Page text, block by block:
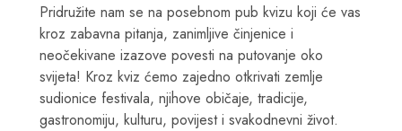
Pridružite nam se na posebnom pub kvizu koji će vas
kroz zabavna pitanja, zanimljive činjenice i
neočekivane izazove povesti na putovanje oko
svijeta! Kroz kviz ćemo zajedno otkrivati zemlje
sudionice festivala, njihove običaje, tradicije,
gastronomiju, kulturu, povijest i svakodnevni život.